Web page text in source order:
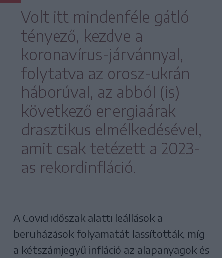
Volt itt mindenféle gátló
tényező, kezdve a
koronavírus-járvánnyal,
folytatva az orosz-ukrán
háborúval, az abból (is)
következő energiaárak
drasztikus elmélkedésével,
amit csak tetézett a 2023-
as rekordinfláció.
A Covid időszak alatti leállások a
beruházások folyamatát lassították, míg
a kétszámjegyű infláció az alapanyagok és